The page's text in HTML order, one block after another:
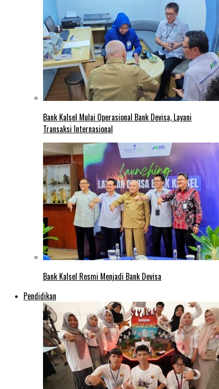
Bank Kalsel Mulai Operasional Bank Devisa, Layani
Transaksi Internasional
Bank Kalsel Resmi Menjadi Bank Devisa
Pendidikan